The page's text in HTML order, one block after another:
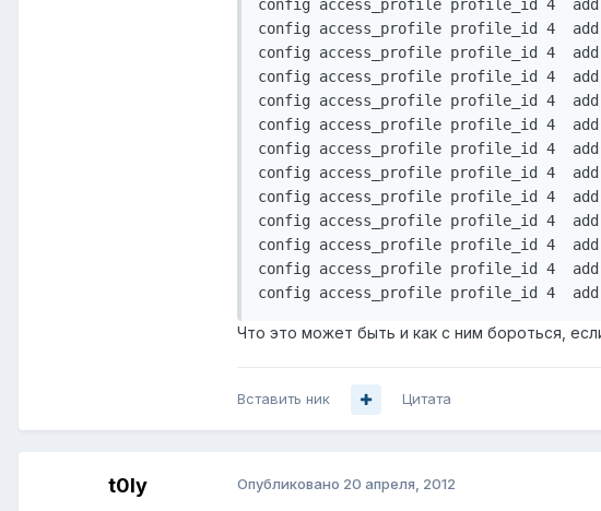
config access_profile profile_id 4  add
config access_profile profile_id 4
config access_profile profile_id 4  add
config access_profile profile_id 4  add
config access_profile profile_id 4  add
config access_profile profile_id 4  add
config access_profile profile_id 4  add
config access_profile profile_id 4  add
config access_profile profile_id 4  add
config access_profile profile_id 4  add
config access_profile profile_id 4  add
config access_profile profile_id 4  add
config access_profile profile_id 4  add
Что это может быть и как с ним бороться,
Вставить ник Цитата
t0ly Опубликовано 20 апреля, 2012